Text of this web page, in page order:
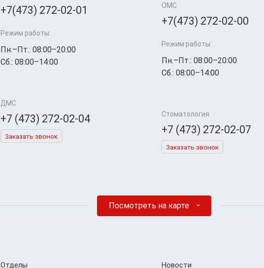
+7(473) 272-02-01
Режим работы:
Пн.–Пт.: 08:00–20:00
Сб.: 08:00–14:00
ДМС
+7 (473) 272-02-04
Заказать звонок
ОМС
+7(473) 272-02-00
Режим работы:
Пн.–Пт.: 08:00–20:00
Сб.: 08:00–14:00
Стоматология
+7 (473) 272-02-07
Заказать звонок
Посмотреть на карте
Отделы Новости